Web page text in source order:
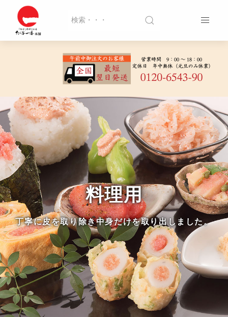
料理用
丁寧に皮を取り除き中身だけを取り出しました。